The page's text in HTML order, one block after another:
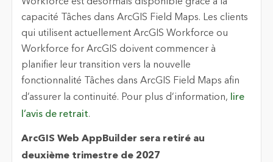
capacité Tâches dans ArcGIS Field Maps. Les clients
qui utilisent actuellement ArcGIS Workforce ou
Workforce for ArcGIS doivent commencer à
planifier leur transition vers la nouvelle
fonctionnalité Tâches dans ArcGIS Field Maps afin
d’assurer la continuité. Pour plus d’information,
lire
l’avis de retrait.
ArcGIS Web AppBuilder sera retiré au
deuxième trimestre de 2027